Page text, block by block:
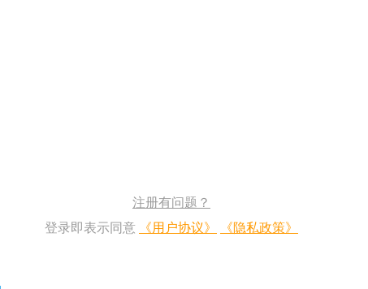
注册有问题？
登录即表示同意
《用户协议》
《隐私政策》